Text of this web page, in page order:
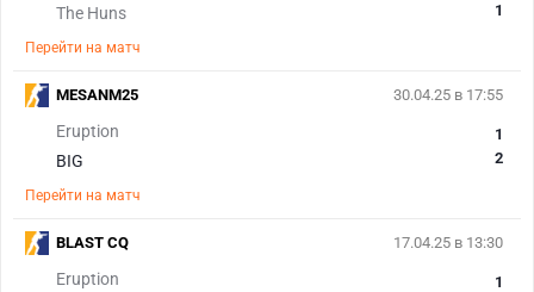
The Huns 1
Перейти на матч
30.04.25 в 17:55
Eruption
BIG
1
2
Перейти на матч
MESANM25
17.04.25 в 13:30
Eruption
1
BLAST CQ